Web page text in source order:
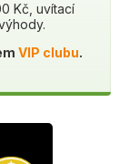
Kč, uvítací
VIP clubu.